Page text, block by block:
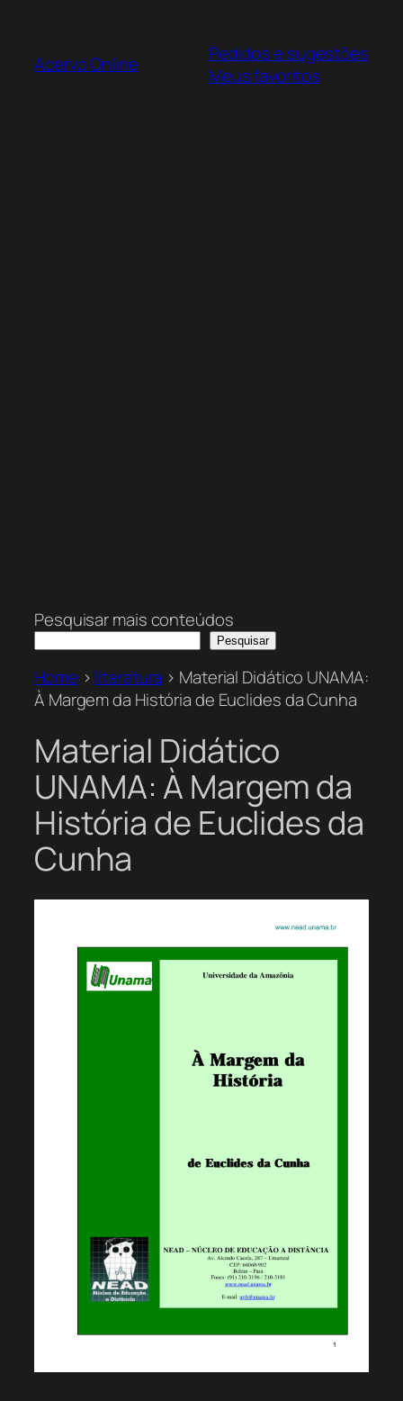
Acervo Online
Pedidos e sugestões
Meus favoritos
Pesquisar mais conteúdos
Pesquisar
Home > literatura > Material Didático UNAMA:
À Margem da História de Euclides da Cunha
Material Didático
UNAMA: À Margem da
História de Euclides da
Cunha